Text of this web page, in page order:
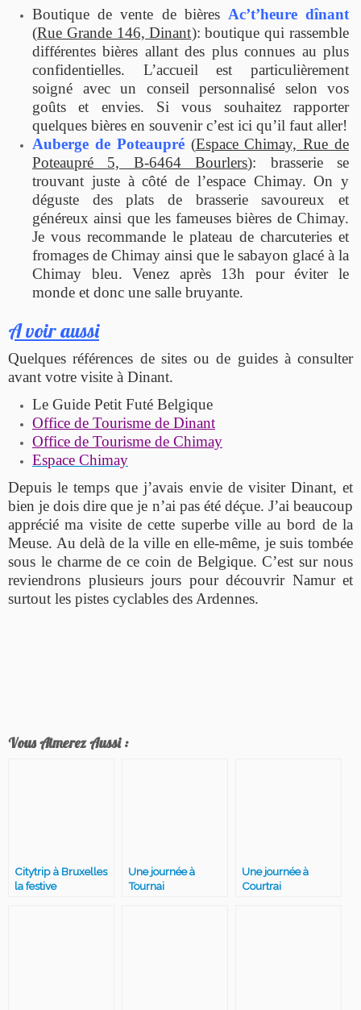
Boutique de vente de bières Ac’t’heure dînant
(Rue Grande 146, Dinant): boutique qui rassemble
différentes bières allant des plus connues au plus
confidentielles. L’accueil est particulièrement
soigné avec un conseil personnalisé selon vos
goûts et envies. Si vous souhaitez rapporter
quelques bières en souvenir c’est ici qu’il faut aller!
Auberge de Poteaupré(Espace Chimay, Rue de
Poteaupré 5, B-6464 Bourlers): brasserie se
trouvant juste à côté de l’espace Chimay. On y
déguste des plats de brasserie savoureux et
généreux ainsi que les fameuses bières de Chimay.
Je vous recommande le plateau de charcuteries et
fromages de Chimay ainsi que le sabayon glacé à la
Chimay bleu. Venez après 13h pour éviter le
monde et donc une salle bruyante.
A voir aussi
Quelques références de sites ou de guides à consulter
avant votre visite à Dinant.
Le Guide Petit Futé Belgique
Office de Tourisme de Dinant
Office de Tourisme de Chimay
Espace Chimay
Depuis le temps que j’avais envie de visiter Dinant, et
bien je dois dire que je n’ai pas été déçue. J’ai beaucoup
apprécié ma visite de cette superbe ville au bord de la
Meuse. Au delà de la ville en elle-même, je suis tombée
sous le charme de ce coin de Belgique. C’est sur nous
reviendrons plusieurs jours pour découvrir Namur et
surtout les pistes cyclables des Ardennes.
Vous Aimerez Aussi :
Citytrip à Bruxelles
la festive
Une journée à
Tournai
Une journée à
Courtrai